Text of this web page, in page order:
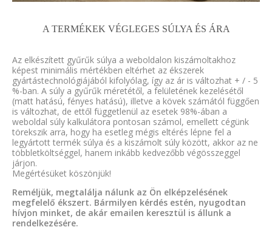
A TERMÉKEK VÉGLEGES SÚLYA ÉS ÁRA
Az elkészített gyűrűk súlya a weboldalon kiszámoltakhoz
képest minimális mértékben eltérhet az ékszerek
gyártástechnológiájából kifolyólag, így az ár is változhat + / - 5
%-ban. A súly a gyűrűk méretétől, a felületének kezelésétől
(matt hatású, fényes hatású), illetve a kövek számától függően
is változhat, de ettől függetlenül az esetek 98%-ában a
weboldal súly kalkulátora pontosan számol, emellett cégünk
törekszik arra, hogy ha esetleg mégis eltérés lépne fel a
legyártott termék súlya és a kiszámolt súly között, akkor az ne
többletköltséggel, hanem inkább kedvezőbb végösszeggel
járjon.
Megértésüket köszönjük!
Reméljük, megtalálja nálunk az Ön elképzelésének
megfelelő ékszert. Bármilyen kérdés estén, nyugodtan
hívjon minket, de akár emailen keresztül is állunk a
rendelkezésére.